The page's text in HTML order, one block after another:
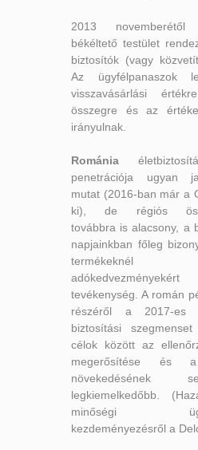
2013
békéltető testület
biztosítók (vagy
Az ügyfélpanaszok
visszavásárlási
összegre és az
irányulnak.
Románia
penetrációja ugyan
mutat (2016-ban már a
ki), de régiós
továbbra is alacsony, a
napjainkban főleg
termékeknél
tevékenység. A román
részéről a 2017-es
biztosítási
célok között az
megerősítése és a
növekedésének
legkiemelkedőbb.
minőségi ügyfél-
kezdeményezésről a